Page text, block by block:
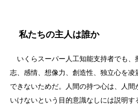
私たちの主人は誰か
いくらスーパー人工知能支持者でも、
志、感情、想像力、創造性、独立心を
できないためだ。人間の持つ心は、人
いけないという目的意識なしには説明す